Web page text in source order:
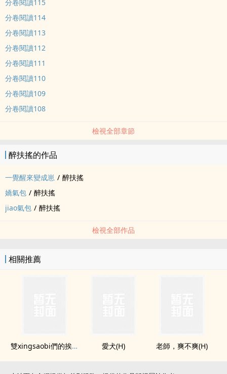
分卷閱讀115
分卷閱讀114
分卷閱讀113
分卷閱讀112
分卷閱讀111
分卷閱讀110
分卷閱讀109
分卷閱讀108
檢視全部章節
醉扶搖的作品
一覺醒來變成崽 / 醉扶搖
嬌氣包 / 醉扶搖
jiao氣包 / 醉扶搖
檢視全部作品
相關推薦
雙xingsaobi們的挨艹日常【​­­高​‎‌H‎​】 愛犬(H) 老師，爽不爽(H)